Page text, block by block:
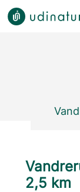
2,5 km